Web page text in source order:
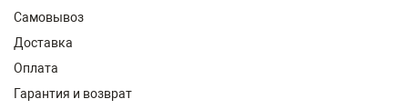
Самовывоз
Доставка
Оплата
Гарантия и возврат